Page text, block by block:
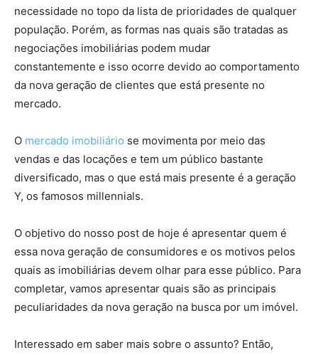
necessidade no topo da lista de prioridades de qualquer
população. Porém, as formas nas quais são tratadas as
negociações imobiliárias podem mudar
constantemente e isso ocorre devido ao comportamento
da nova geração de clientes que está presente no
mercado.
O mercado imobiliário se movimenta por meio das
vendas e das locações e tem um público bastante
diversificado, mas o que está mais presente é a geração
Y, os famosos millennials.
O objetivo do nosso post de hoje é apresentar quem é
essa nova geração de consumidores e os motivos pelos
quais as imobiliárias devem olhar para esse público. Para
completar, vamos apresentar quais são as principais
peculiaridades da nova geração na busca por um imóvel.
Interessado em saber mais sobre o assunto? Então,